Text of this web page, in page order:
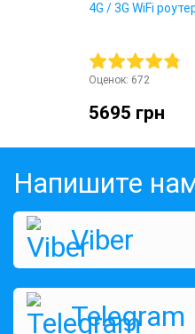
4G / 3G WiFi
Оценок: 672
5695 грн
4G / 3G Wi - Fi
Напишите
Viber
Telegram